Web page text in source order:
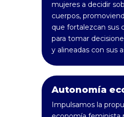
mujeres a decidir
cuerpos,
que fortalezcan sus
para tomar
y alineadas con sus
Autonomía
Impulsamos la